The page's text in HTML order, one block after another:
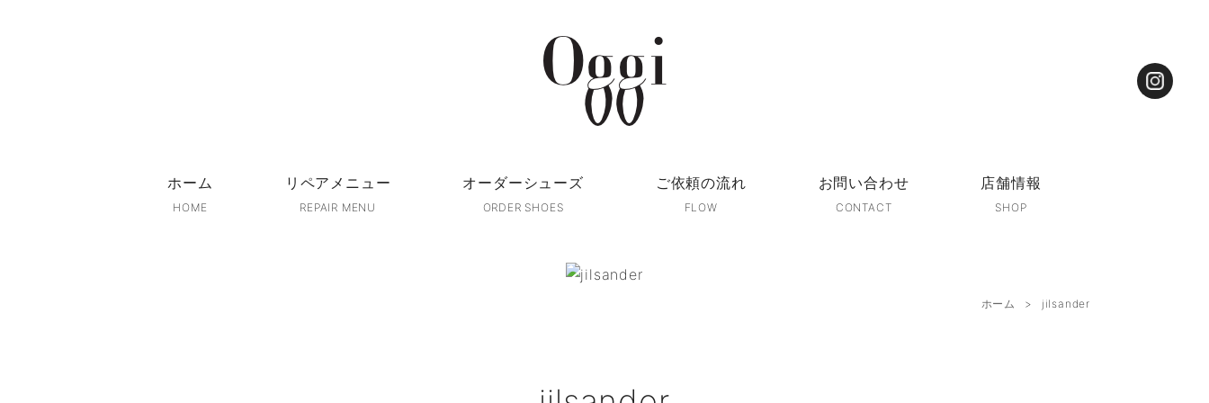
ホーム
HOME
リペアメニュー
REPAIR MENU
オーダーシューズ
ORDER SHOES
ご依頼の流れ
FLOW
お問い合わせ
CONTACT
店舗情報
SHOP
ホーム jilsander